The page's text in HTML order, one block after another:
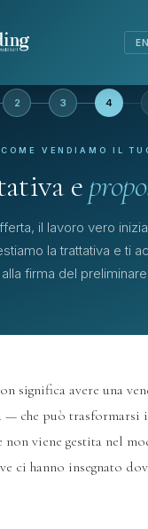
EN
2 3 4
VENDIAMO IL
e
il lavoro vero
la trattativa e ti
firma del preliminare.
significa avere una
— che può trasformarsi
non viene gestita nel
ci hanno insegnato